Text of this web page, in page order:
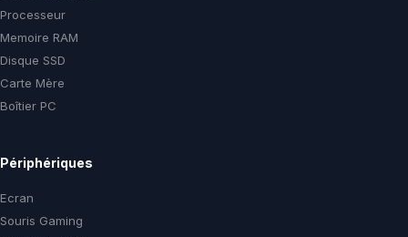
Processeur
Memoire RAM
Disque SSD
Carte Mère
Boîtier PC
Périphériques
Ecran
Souris Gaming